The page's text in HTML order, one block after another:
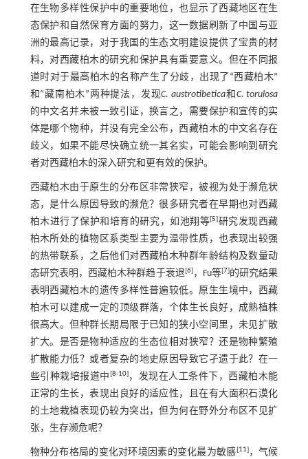
在生物多样性保护中的重要地位，也显示了西藏地区在生
态保护和自然保育方面的努力，这一数据刷新了中国与亚
洲的最高记录，对于我国的生态文明建设提供了宝贵的材
料，对西藏柏木的研究和保护具有重要意义。但在不同报
道时对于最高柏木的名称产生了分歧，出现了“西藏柏木”
和“藏南柏木”两种提法，发现C. austrotibetica和 C. torulosa
的中文名并未被一致引证，换言之，需要保护和宣传的实
体是哪个物种，并没有完全公布，西藏柏木的中文名存在
歧义，如果不能尽快确立统一其名实，可能会影响到研究
者对西藏柏木的深入研究和更有效的保护。
西藏柏木由于原生的分布区非常狭窄，被视为处于濒危状
态，是什么原因导致的濒危？很多研究者在早期也对西藏
柏木进行了保护和培育的研究，如池翔等[5]研究发现西藏
柏木所处的植物区系类型主要为温带性质，也表现出较强
的热带联系，之后他们对西藏柏木种群年龄结构及数量动
态研究表明，西藏柏木种群趋于衰退[6]，Fu等[7] 的研究结果
表明西藏柏木的遗传多样性普遍较低。原生生境中，西藏
柏木可以建成一定的顶级群落，个体生长良好，成熟植株
很高大。但种群长期局限于已知的狭小空间里，未见扩散
扩大。是否是物种适应的生态位相对狭窄？还是物种繁殖
扩散能力低？或者复杂的地史原因导致它孑遗于此？在一
些引种栽培报道中 [8-10]，发现在人工条件下，西藏柏木能
正常的生长，表现出良好的适应性，且在有大面积石漠化
的土地栽植表现仍较为突出，但为何在野外分布区不见扩
张，生存濒危呢？
物种分布格局的变化对环境因素的变化最为敏感[11]，气候